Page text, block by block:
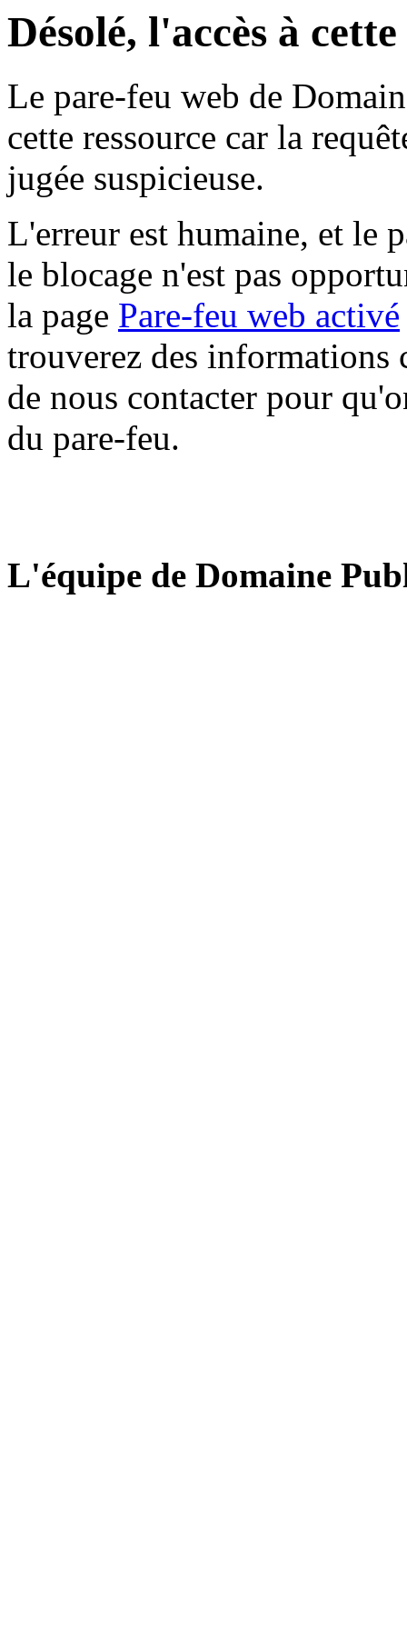
Désolé, l'accès à
Le pare-feu web de
cette ressource car la
jugée suspicieuse.
L'erreur est humaine, et le
le blocage n'est pas
la page Pare-feu web activé
trouverez des informations
de nous contacter pour
du pare-feu.
L'équipe de Domaine